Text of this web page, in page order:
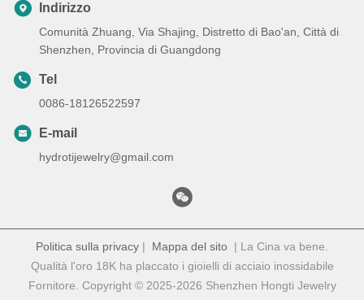
Indirizzo
Comunità Zhuang, Via Shajing, Distretto di Bao'an, Città di
Shenzhen, Provincia di Guangdong
Tel
0086-18126522597
E-mail
hydrotijewelry@gmail.com
Politica sulla privacy | Mappa del sito | La Cina va bene.
Qualità l'oro 18K ha placcato i gioielli di acciaio inossidabile
Fornitore. Copyright © 2025-2026 Shenzhen Hongti Jewelry